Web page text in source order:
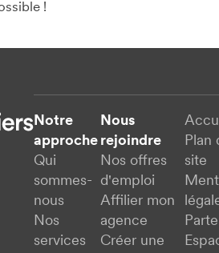
!
Notre
approche
Qui
sommes-
nous
Nos
services
Nous
rejoindre
Nos offres
d'emploi
Affilier mon
agence
Créer une
Plan
site